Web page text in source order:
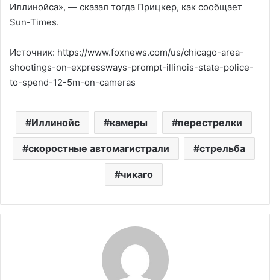
Иллинойса», — сказал тогда Прицкер, как сообщает
Sun-Times.
Источник: https://www.foxnews.com/us/chicago-area-
shootings-on-expressways-prompt-illinois-state-police-
to-spend-12-5m-on-cameras
Иллинойс камеры перестрелки
скоростные автомагистрали стрельба
чикаго